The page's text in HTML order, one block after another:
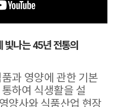
빛나는 45년 전통의
과 영양에 관한 기본
하여 식생활을 설
양사와 식품산업 현장